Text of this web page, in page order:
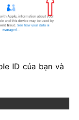
ID của bạn và